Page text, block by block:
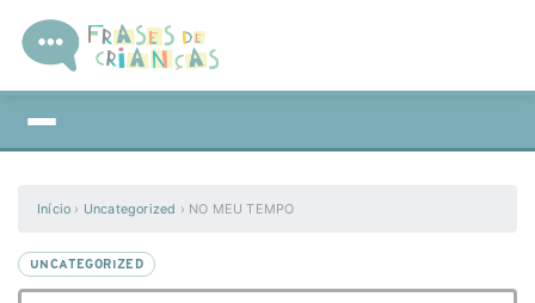
Início › Uncategorized › NO MEU TEMPO
UNCATEGORIZED